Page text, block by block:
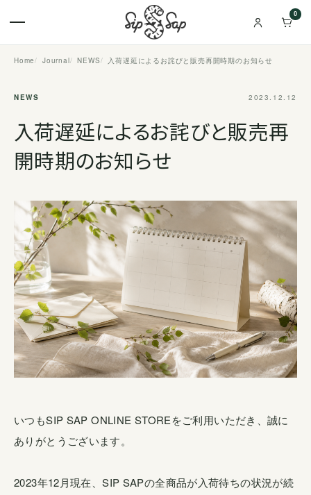
0
Home Journal NEWS 入荷遅延によるお詫びと販売再開時期のお知らせ
NEWS 2023.12.12
入荷遅延によるお詫びと販売再
開時期のお知らせ
いつもSIP SAP ONLINE STOREをご利用いただき、誠に
ありがとうございます。
2023年12月現在、SIP SAPの全商品が入荷待ちの状況が続